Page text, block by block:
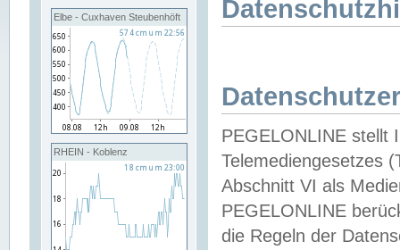
Elbe - Cuxhaven Steubenhöft
RHEIN - Koblenz
PEGELONLINE stellt
Telemediengesetzes
Abschnitt VI als
PEGELONLINE
die Regeln der